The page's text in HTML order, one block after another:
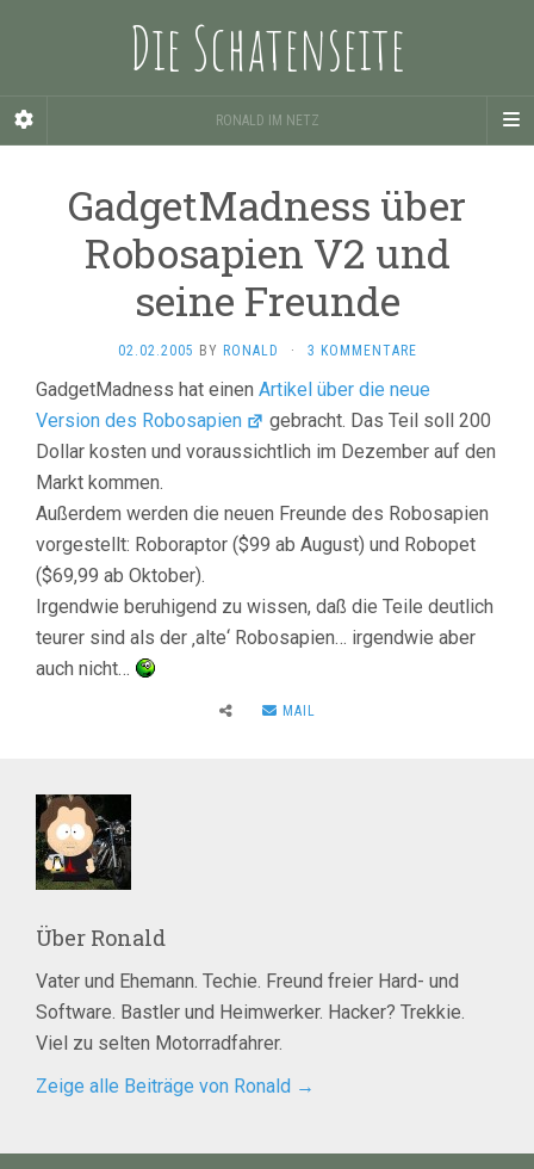
Die Schatenseite
RONALD IM NETZ
GadgetMadness über
Robosapien V2 und
seine Freunde
02.02.2005 BY RONALD · 3 KOMMENTARE
GadgetMadness hat einen Artikel über die neue
Version des Robosapien
gebracht. Das Teil soll 200
Dollar kosten und voraussichtlich im Dezember auf den
Markt kommen.
Außerdem werden die neuen Freunde des Robosapien
vorgestellt: Roboraptor ($99 ab August) und Robopet
($69,99 ab Oktober).
Irgendwie beruhigend zu wissen, daß die Teile deutlich
teurer sind als der ‚alte‘ Robosapien… irgendwie aber
auch nicht…
MAIL
Über Ronald
Vater und Ehemann. Techie. Freund freier Hard- und
Software. Bastler und Heimwerker. Hacker? Trekkie.
Viel zu selten Motorradfahrer.
Zeige alle Beiträge von Ronald →